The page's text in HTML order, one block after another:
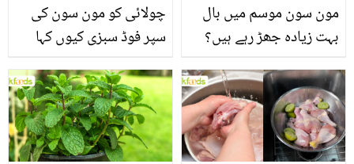
چولائی کو مون سون کی
سپر فوڈ سبزی کیوں کہا
منرلز اور اینٹی آکسیڈنٹس
سے بھرپور اس سبزی کے
فائدے
مون سون موسم میں بال
بہت زیادہ جھڑ رہے ہیں؟
بنانے کے چند قدرتی طریقے